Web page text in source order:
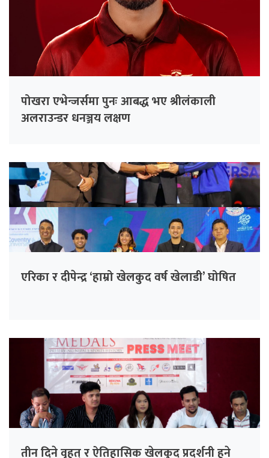
पोखरा एभेन्जर्समा पुनः आबद्ध भए श्रीलंकाली
अलराउन्डर धनञ्जय लक्षण
एरिका र दीपेन्द्र ‘हाम्रो खेलकुद वर्ष खेलाडी’ घोषित
तीन दिने वृहत् र ऐतिहासिक खेलकुद प्रदर्शनी हुने